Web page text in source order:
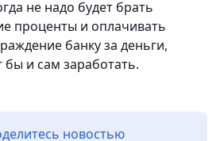
не надо будет брать
проценты и оплачивать
банку за деньги,
бы и сам заработать.
новостью